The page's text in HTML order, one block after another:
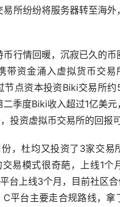
易所纷纷将服务器转至海
情回暖，沉寂已久的币
带资金涌入虚拟货币交易
节点资本投资Biki交易所
二季度Biki收入超过1亿美
投资虚拟币交易所的回报
杜均又投资了3家交易
易模式很奇葩，上线1个
台上线3个月，目前社区
平台主要走合规路线，拿